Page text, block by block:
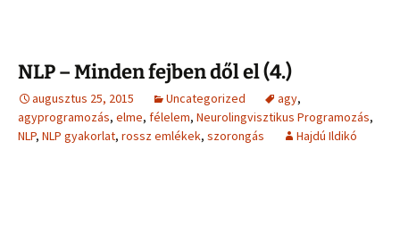
NLP – Minden fejben dől el (4.)
augusztus 25, 2015 Uncategorized agy,
agyprogramozás, elme, félelem, Neurolingvisztikus Programozás,
NLP, NLP gyakorlat, rossz emlékek, szorongás Hajdú Ildikó